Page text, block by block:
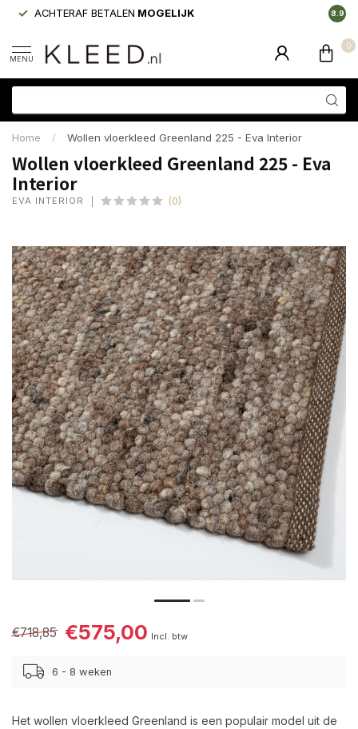
ACHTERAF BETALEN MOGELIJK 8.9
MENU
0
Home / Wollen vloerkleed Greenland 225 - Eva Interior
Wollen vloerkleed Greenland 225 - Eva
Interior
EVA INTERIOR (0)
€718,85 €575,00 Incl. btw
6 - 8 weken
Het wollen vloerkleed Greenland is een populair model uit de